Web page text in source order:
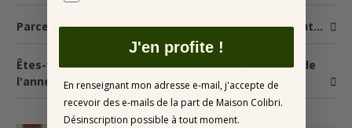
Parce que la gourmandise n'est pas un vilain défaut...
Êtes-vous prêt à passer le mois le plus gourmand de
l'année ?
J'en profite !
En renseignant mon adresse e-mail, j'accepte de
recevoir des e-mails de la part de Maison Colibri.
Désinscription possible à tout moment.